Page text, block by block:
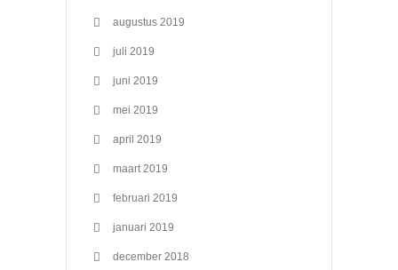
augustus 2019
juli 2019
juni 2019
mei 2019
april 2019
maart 2019
februari 2019
januari 2019
december 2018